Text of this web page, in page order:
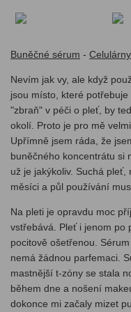
Buněčné sérum -
Nevím jak vy, ale když
jsou místo, které
"zbraň" v péči o pleť, by
okolí. Proto je pro mě
Upřímně jsem ráda, že
buněčného koncentrátu si
už je jakýkoliv. Suchá
měsíci a půl používání
Na pleti je opravdu moc
vstřebává. Pleť i jenom po
pocitově ošetřenou.
nemá žádnou parfemaci.
mastnější t-zóny se stala
během dne a nošení
dokonce mi začaly mizet